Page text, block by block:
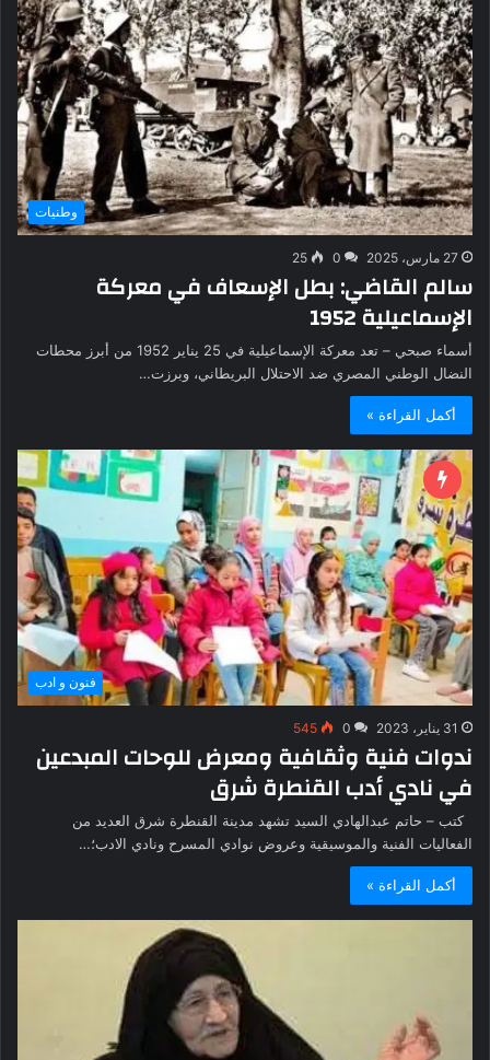
وطنيات
27 مارس، 2025 0
25
سالم القاضي: بطل الإسعاف في معركة
الإسماعيلية 1952
أسماء صبحي – تعد معركة الإسماعيلية في 25 يناير 1952 من أبرز محطات
النضال الوطني المصري ضد الاحتلال البريطاني، وبرزت…
أكمل القراءة »
فنون و ادب
31 يناير، 2023 0
545
ندوات فنية وثقافية ومعرض للوحات المبدعين
في نادي أدب القنطرة شرق
كتب – حاتم عبدالهادي السيد تشهد مدينة القنطرة شرق العديد من
الفعاليات الفنية والموسيقية وعروض نوادي المسرح ونادي الادب؛…
أكمل القراءة »